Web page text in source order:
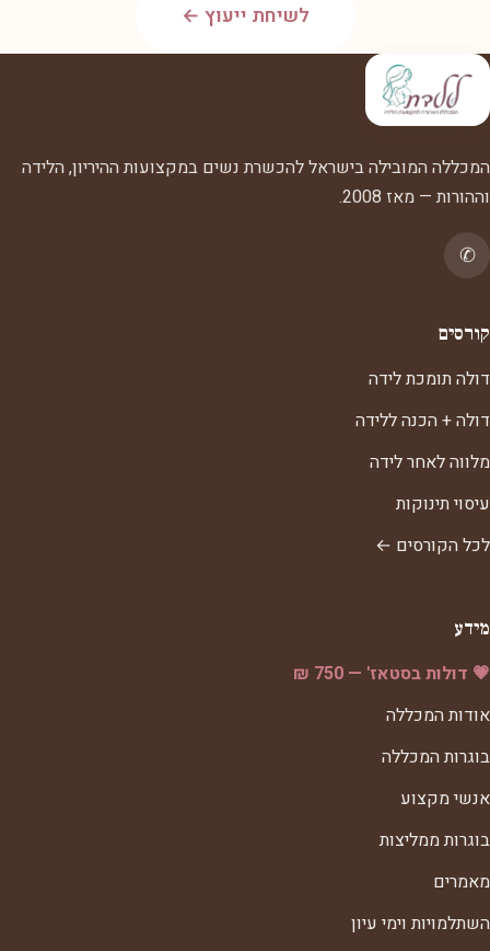
לשיחת ייעוץ ←
המכללה המובילה בישראל להכשרת נשים במקצועות ההיריון, הלידה
וההורות — מאז 2008.
✆
קורסים
דולה תומכת לידה
דולה + הכנה ללידה
מלווה לאחר לידה
עיסוי תינוקות
לכל הקורסים ←
מידע
💗 דולות בסטאז' — 750 ₪
אודות המכללה
בוגרות המכללה
אנשי מקצוע
בוגרות ממליצות
מאמרים
השתלמויות וימי עיון